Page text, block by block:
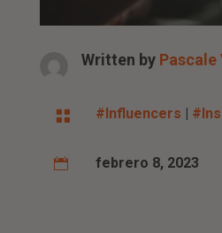
Written by Pascale
 #Influencers |
 febrero 8, 2023